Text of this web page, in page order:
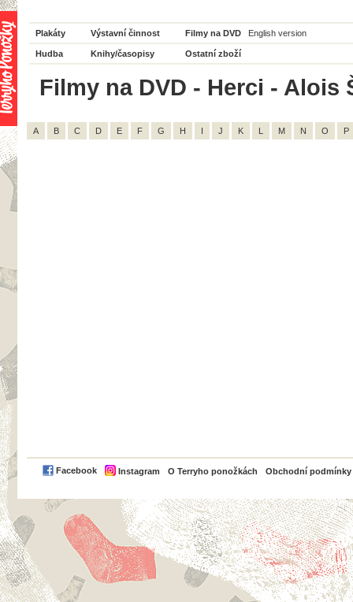
Plakáty Výstavní činnost Filmy na DVD English version
Hudba Knihy/časopisy Ostatní zboží
Filmy na DVD - Herci - Alois
A B C D E F G H I J K L M N O P
Facebook Instagram O Terryho ponožkách Obchodní podmínky
PayPal